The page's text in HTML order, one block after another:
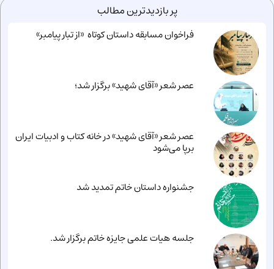
پر بازدیدترین مطالب
فراخوان مسابقه داستان کوتاه «از تبار پیامبر»
عصر شعر «آقای شهید» برگزار شد؛
عصر شعر «آقای شهید» در خانه کتاب و ادبیات ایران
برپا می‌شود
جشنواره داستان خاتم تمدید شد
جلسه هیات علمی جایزه خاتم برگزار شد.